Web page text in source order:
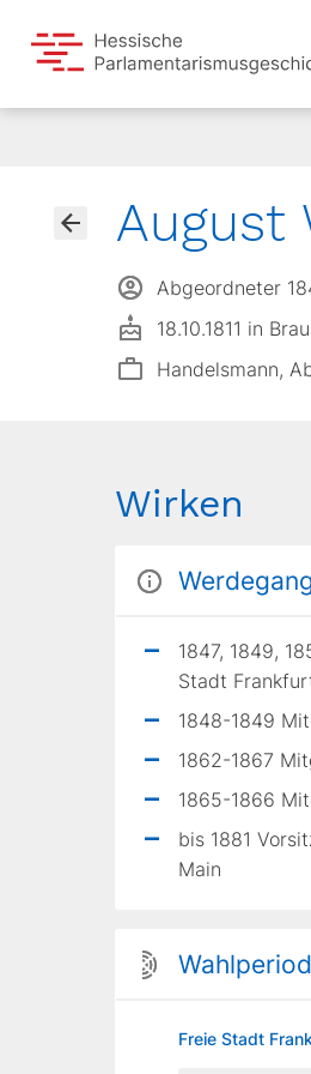
August
Abgeordneter
18.10.1811 in
Handelsmann,
Wirken
1847, 1849,
Stadt
1848-1849
1862-1867
1865-1866
bis 1881
Main
Freie Stadt